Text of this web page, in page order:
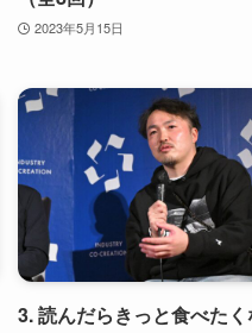
2023年5月15日
3. 読んだらきっと食べた